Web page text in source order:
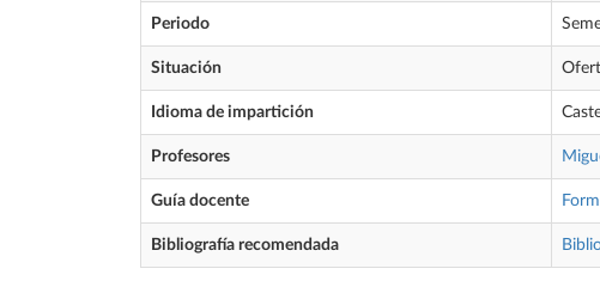
Periodo
Situación
Idioma de impartición
Profesores
Guía docente
Bibliografía recomendada